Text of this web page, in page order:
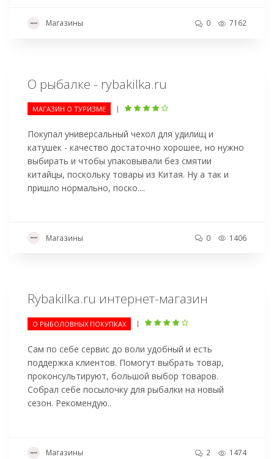
Магазины 0 7162
О рыбалке - rybakilka.ru
МАГАЗИН О ТУРИЗМЕ |
Покупал универсальный чехол для удилищ и
катушек - качество достаточно хорошее, но нужно
выбирать и чтобы упаковывали без смятии
китайцы, поскольку товары из Китая. Ну а так и
пришло нормально, поско....
Магазины 0 1406
Rybakilka.ru интернет-магазин
О РЫБОЛОВНЫХ ПОКУПКАХ |
Сам по себе сервис до воли удобный и есть
поддержка клиентов. Помогут выбрать товар,
проконсультируют, большой выбор товаров.
Собрал себе посылочку для рыбалки на новый
сезон. Рекомендую..
Магазины 2 1474